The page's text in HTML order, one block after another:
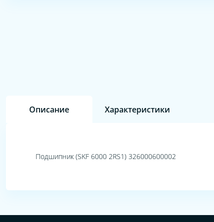
Описание Характеристики
Подшипник (SKF 6000 2RS1) 326000600002